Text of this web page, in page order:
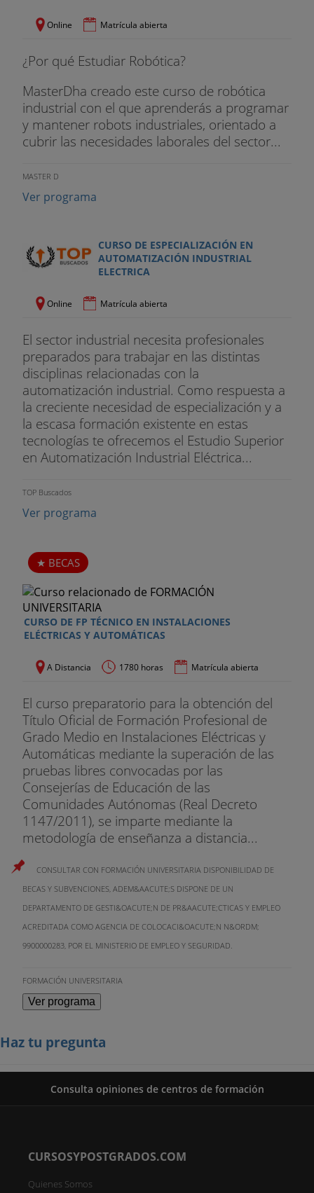
Online Matrícula abierta
¿Por qué Estudiar Robótica?
MasterDha creado este curso de robótica
industrial con el que aprenderás a programar
y mantener robots industriales, orientado a
cubrir las necesidades laborales del sector...
MASTER D
Ver programa
CURSO DE ESPECIALIZACIÓN EN
AUTOMATIZACIÓN INDUSTRIAL
ELECTRICA
Online Matrícula abierta
El sector industrial necesita profesionales
preparados para trabajar en las distintas
disciplinas relacionadas con la
automatización industrial. Como respuesta a
la creciente necesidad de especialización y a
la escasa formación existente en estas
tecnologías te ofrecemos el Estudio Superior
en Automatización Industrial Eléctrica...
TOP Buscados
Ver programa
BECAS
CURSO DE FP TÉCNICO EN INSTALACIONES
ELÉCTRICAS Y AUTOMÁTICAS
A Distancia 1780 horas Matrícula abierta
El curso preparatorio para la obtención del
Título Oficial de Formación Profesional de
Grado Medio en Instalaciones Eléctricas y
Automáticas mediante la superación de las
pruebas libres convocadas por las
Consejerías de Educación de las
Comunidades Autónomas (Real Decreto
1147/2011), se imparte mediante la
metodología de enseñanza a distancia...
CONSULTAR CON FORMACIÓN UNIVERSITARIA DISPONIBILIDAD DE
BECAS Y SUBVENCIONES, ADEM&AACUTE;S DISPONE DE UN
DEPARTAMENTO DE GESTI&OACUTE;N DE PR&AACUTE;CTICAS Y EMPLEO
ACREDITADA COMO AGENCIA DE COLOCACI&OACUTE;N N&ORDM;
9900000283, POR EL MINISTERIO DE EMPLEO Y SEGURIDAD.
FORMACIÓN UNIVERSITARIA
Ver programa
Haz tu pregunta
Consulta opiniones de centros de formación
CURSOSYPOSTGRADOS.COM
Quienes Somos